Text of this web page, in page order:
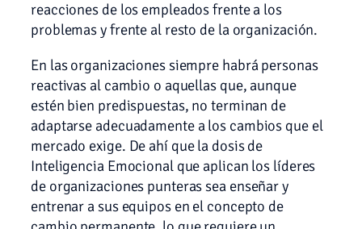
reacciones de los empleados frente a los
problemas y frente al resto de la organización.
En las organizaciones siempre habrá personas
reactivas al cambio o aquellas que, aunque
estén bien predispuestas, no terminan de
adaptarse adecuadamente a los cambios que el
mercado exige. De ahí que la dosis de
Inteligencia Emocional que aplican los líderes
de organizaciones punteras sea enseñar y
entrenar a sus equipos en el concepto de